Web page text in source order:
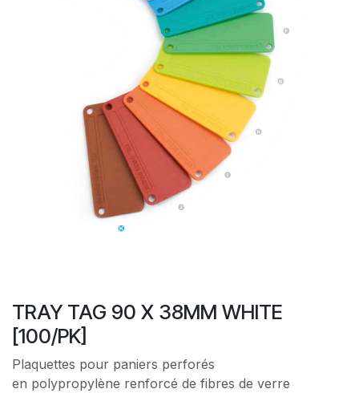
TRAY TAG 90 X 38MM WHITE
[100/PK]
Plaquettes pour paniers perforés
en polypropylène renforcé de fibres de verre